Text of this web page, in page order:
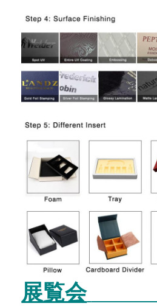
わたしたち に つい て
工場 ツアー
品質管理
連絡 ください
ニュース
包装箱印刷
エレクトロニクス包装箱
ペーパー ギフト袋
堅いギフト用の箱
展覧会